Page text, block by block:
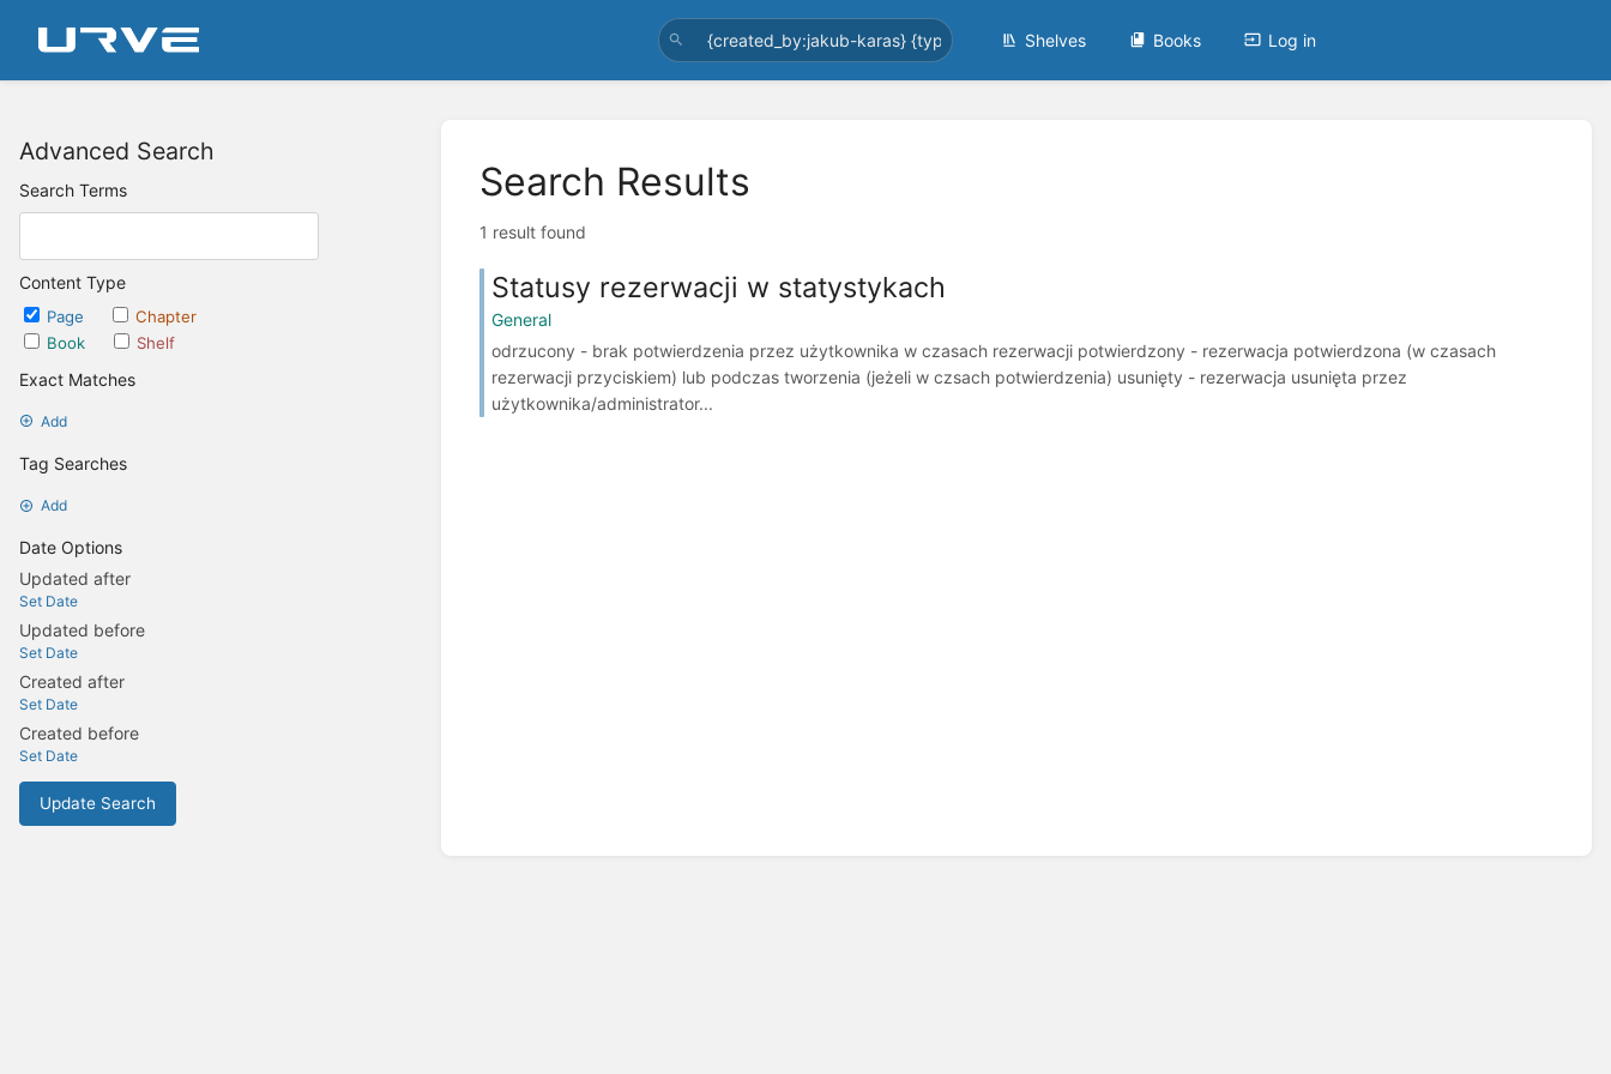
Shelves Books Log in
Advanced Search
Search Terms
Content Type
Page
Chapter
Book
Shelf
Exact Matches
Add
Tag Searches
Add
Date Options
Updated after
Set Date
Updated before
Set Date
Created after
Set Date
Created before
Set Date
Update Search
Search Results
1 result found
Statusy rezerwacji w statystykach
General
odrzucony - brak potwierdzenia przez użytkownika w czasach rezerwacji potwierdzony - rezerwacja potwierdzona (w czasach
rezerwacji przyciskiem) lub podczas tworzenia (jeżeli w czsach potwierdzenia) usunięty - rezerwacja usunięta przez
użytkownika/administrator...